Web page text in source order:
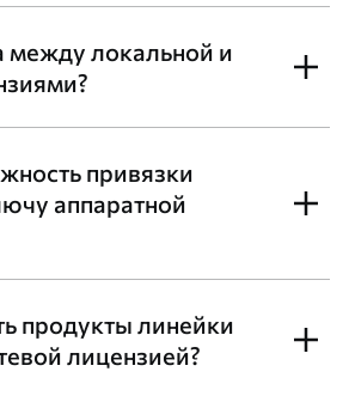
между локальной и
привязки
аппаратной
продукты линейки
лицензией?